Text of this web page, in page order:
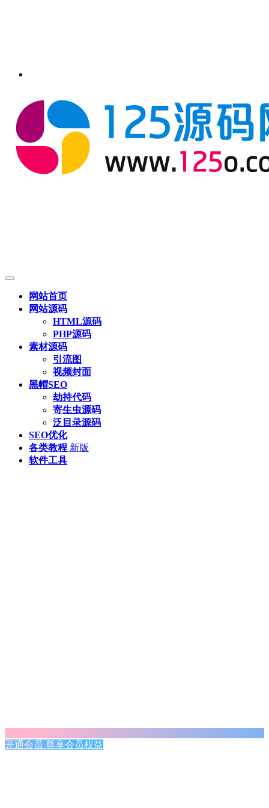
网站首页
网站源码
HTML源码
PHP源码
素材源码
引流图
视频封面
黑帽SEO
劫持代码
寄生虫源码
泛目录源码
SEO优化
各类教程 新版
软件工具
开通会员 尊享会员权益